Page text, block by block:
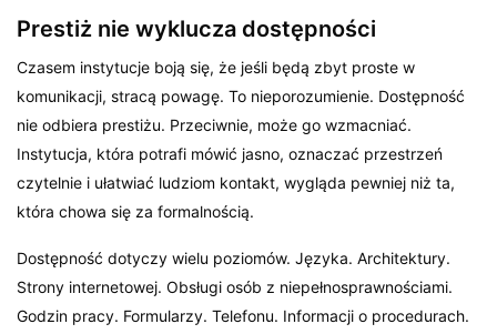
Prestiż nie wyklucza dostępności
Czasem instytucje boją się, że jeśli będą zbyt proste w
komunikacji, stracą powagę. To nieporozumienie. Dostępność
nie odbiera prestiżu. Przeciwnie, może go wzmacniać.
Instytucja, która potrafi mówić jasno, oznaczać przestrzeń
czytelnie i ułatwiać ludziom kontakt, wygląda pewniej niż ta,
która chowa się za formalnością.
Dostępność dotyczy wielu poziomów. Języka. Architektury.
Strony internetowej. Obsługi osób z niepełnosprawnościami.
Godzin pracy. Formularzy. Telefonu. Informacji o procedurach.